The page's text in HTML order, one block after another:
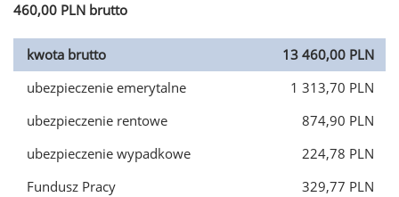
460,00 PLN brutto
kwota brutto
13 460,00 PLN
ubezpieczenie emerytalne
1 313,70 PLN
ubezpieczenie rentowe
874,90 PLN
ubezpieczenie wypadkowe
224,78 PLN
Fundusz Pracy
329,77 PLN